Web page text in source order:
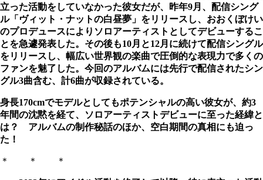
立った活動をしていなかった彼女だが、昨年9月、配信シング
ル「ヴィット・ナットの白昼夢」をリリースし、おおくぼけい
のプロデュースによりソロアーティストとしてデビューするこ
とを急遽発表した。その後も10月と12月に続けて配信シングル
をリリースし、幅広い世界観の楽曲で圧倒的な表現力で多くの
ファンを魅了した。今回のアルバムには先行で配信されたシン
グル3曲含む、計6曲が収録されている。
身長170cmでモデルとしてもポテンシャルの高い彼女が、約3
年間の沈黙を経て、ソロアーティストデビューに至った経緯と
は？ アルバムの制作秘話のほか、空白期間の真相にも迫っ
た！
＊ ＊ ＊